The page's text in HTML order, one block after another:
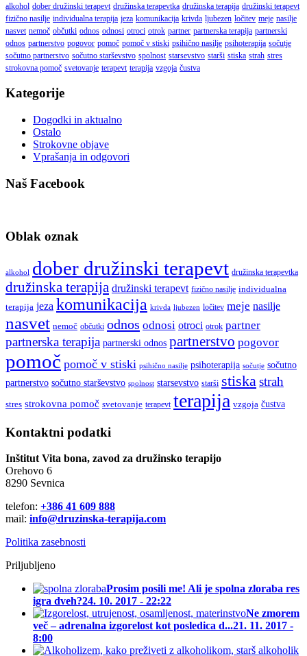
alkohol dober družinski terapevt družinska terapevtka družinska terapija družinski terapevt
fizično nasilje individualna terapija jeza komunikacija krivda ljubezen ločitev meje nasilje
nasvet nemoč občutki odnos odnosi otroci otrok partner partnerska terapija partnerski
odnos partnerstvo pogovor pomoč pomoč v stiski psihično nasilje psihoterapija sočutje
sočutno partnerstvo sočutno starševstvo spolnost starsevstvo starši stiska strah stres
strokovna pomoč svetovanje terapevt terapija vzgoja čustva
Kategorije
Dogodki in aktualno
Ostalo
Strokovne objave
Vprašanja in odgovori
Naš Facebook
Oblak oznak
alkohol dober družinski terapevt družinska terapevtka
družinska terapija družinski terapevt fizično nasilje individualna
terapija jeza komunikacija krivda ljubezen ločitev meje nasilje
nasvet nemoč občutki odnos odnosi otroci otrok partner
partnerska terapija partnerski odnos partnerstvo pogovor
pomoč pomoč v stiski psihično nasilje psihoterapija sočutje sočutno
partnerstvo sočutno starševstvo spolnost starsevstvo starši stiskastrah
stres strokovna pomoč svetovanje terapevt terapija vzgoja čustva
Kontaktni podatki
Inštitut Vita bona, zavod za družinsko terapijo
Orehovo 6
8290 Sevnica
telefon: +386 41 609 888
mail: info@druzinska-terapija.com
Politika zasebnosti
Priljubljeno
Prosim posili me! Ali je spolna zloraba res
igra dveh?24. 10. 2017 - 22:22
Ne zmorem
več – adrenalna izgorelost kot posledica d...21. 11. 2017 -
8:00